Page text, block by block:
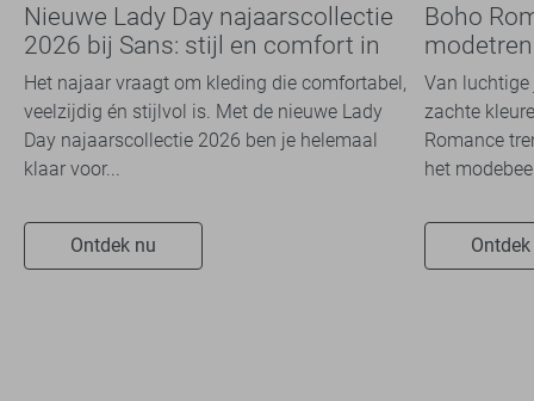
Nieuwe Lady Day najaarscollectie
2026 bij Sans: stijl en comfort in
travelkwaliteit
Het najaar vraagt om kleding die comfortabel,
veelzijdig én stijlvol is. Met de nieuwe Lady
Day najaarscollectie 2026 ben je helemaal
klaar voor...
Ontdek nu
Boho
overal
Van luchtige
zachte
Romance
het